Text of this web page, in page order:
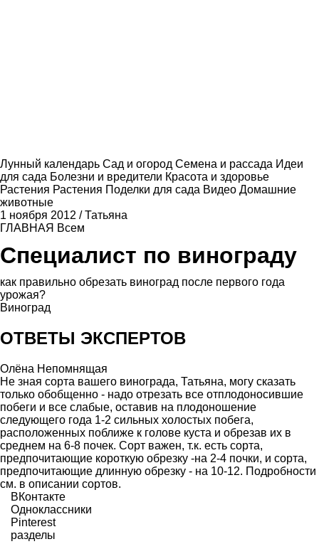
Лунный календарь Сад и огород Семена и рассада Идеи
для сада Болезни и вредители Красота и здоровье
Растения Растения Поделки для сада Видео Домашние
животные
1 ноября 2012 /Татьяна
ГЛАВНАЯ Всем
Специалист по винограду
как правильно обрезать виноград после первого года
урожая?
Виноград
ОТВЕТЫ ЭКСПЕРТОВ
Олёна Непомнящая
Не зная сорта вашего винограда, Татьяна, могу сказать
только обобщенно - надо отрезать все отплодоносившие
побеги и все слабые, оставив на плодоношение
следующего года 1-2 сильных холостых побега,
расположенных поближе к голове куста и обрезав их в
среднем на 6-8 почек. Сорт важен, т.к. есть сорта,
предпочитающие короткую обрезку -на 2-4 почки, и сорта,
предпочитающие длинную обрезку - на 10-12. Подробности
см. в описании сортов.
ВКонтакте
Одноклассники
Pinterest
разделы